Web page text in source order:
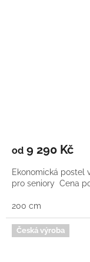
je
z
5
od 9 290 Kč
Ekonomická postel
pro seniory Cena
200 cm
Česká výroba